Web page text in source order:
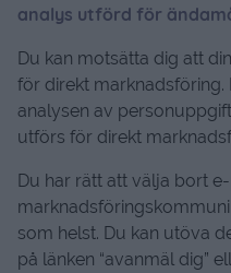
analys utförd för
Du kan motsätta dig att
för direkt marknadsföring.
analysen av
utförs för direkt
Du har rätt att välja bort
som helst. Du kan utöva
på länken “avanmäl dig”